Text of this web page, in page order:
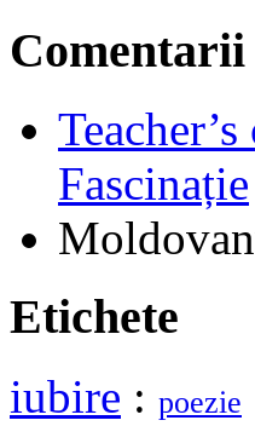
Comentarii
Fascinație
Etichete
iubire : poezie